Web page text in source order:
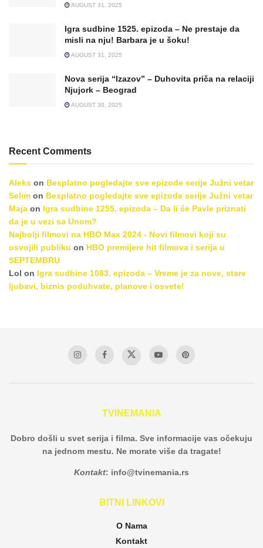
AUGUST 31, 2025
Igra sudbine 1525. epizoda – Ne prestaje da
misli na nju! Barbara je u šoku!
AUGUST 31, 2025
Nova serija “Izazov” – Duhovita priča na relaciji
Njujork – Beograd
AUGUST 30, 2025
Recent Comments
Aleks on Besplatno pogledajte sve epizode serije Južni vetar
Selim on Besplatno pogledajte sve epizode serije Južni vetar
Maja on Igra sudbine 1255. epizoda – Da li će Pavle priznati
da je u vezi sa Unom?
Najbolji filmovi na HBO Max 2024 - Novi filmovi koji su
osvojili publiku on HBO premijere hit filmova i serija u
SEPTEMBRU
Lol on Igra sudbine 1083. epizoda – Vreme je za nove, stare
ljubavi, biznis poduhvate, planove i osvete!
TVINEMANIA
Dobro došli u svet serija i filma. Sve informacije vas očekuju
na jednom mestu. Ne morate više da tragate!
Kontakt: info@tvinemania.rs
BITNI LINKOVI
O Nama
Kontakt